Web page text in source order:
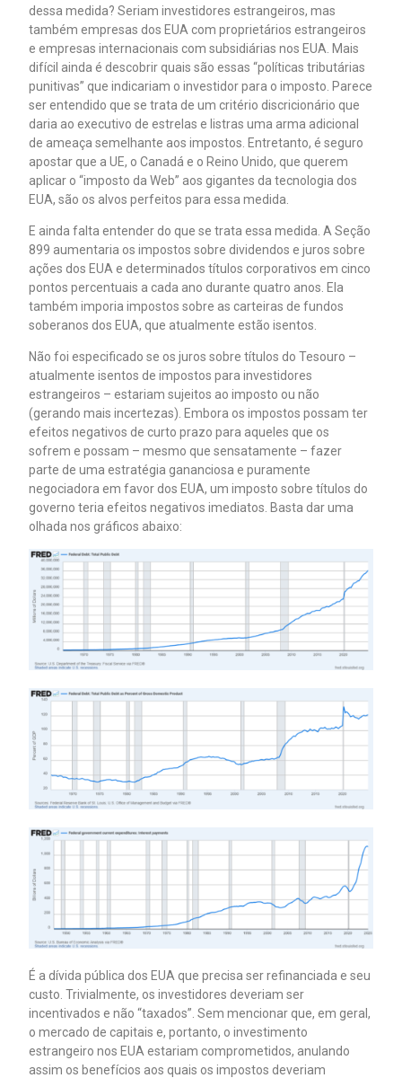
dessa medida? Seriam investidores estrangeiros, mas
também empresas dos EUA com proprietários estrangeiros
e empresas internacionais com subsidiárias nos EUA. Mais
difícil ainda é descobrir quais são essas “políticas tributárias
punitivas” que indicariam o investidor para o imposto. Parece
ser entendido que se trata de um critério discricionário que
daria ao executivo de estrelas e listras uma arma adicional
de ameaça semelhante aos impostos. Entretanto, é seguro
apostar que a UE, o Canadá e o Reino Unido, que querem
aplicar o “imposto da Web” aos gigantes da tecnologia dos
EUA, são os alvos perfeitos para essa medida.
E ainda falta entender do que se trata essa medida. A Seção
899 aumentaria os impostos sobre dividendos e juros sobre
ações dos EUA e determinados títulos corporativos em cinco
pontos percentuais a cada ano durante quatro anos. Ela
também imporia impostos sobre as carteiras de fundos
soberanos dos EUA, que atualmente estão isentos.
Não foi especificado se os juros sobre títulos do Tesouro –
atualmente isentos de impostos para investidores
estrangeiros – estariam sujeitos ao imposto ou não
(gerando mais incertezas). Embora os impostos possam ter
efeitos negativos de curto prazo para aqueles que os
sofrem e possam – mesmo que sensatamente – fazer
parte de uma estratégia gananciosa e puramente
negociadora em favor dos EUA, um imposto sobre títulos do
governo teria efeitos negativos imediatos. Basta dar uma
olhada nos gráficos abaixo:
É a dívida pública dos EUA que precisa ser refinanciada e seu
custo. Trivialmente, os investidores deveriam ser
incentivados e não “taxados”. Sem mencionar que, em geral,
o mercado de capitais e, portanto, o investimento
estrangeiro nos EUA estariam comprometidos, anulando
assim os benefícios aos quais os impostos deveriam